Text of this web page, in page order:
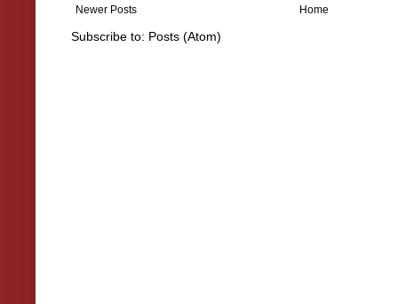
Newer Posts Home
Subscribe to: Posts (Atom)